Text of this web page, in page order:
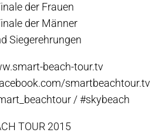
der Frauen
der Männer
Siegerehrungen
beach-tour.tv
smartbeachtour.tv
/ #skybeach
TOUR 2015